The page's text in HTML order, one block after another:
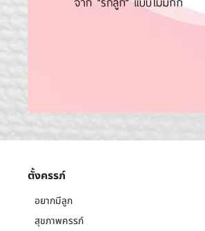
ตั้งครรภ์
อยากมีลูก
สุขภาพครรภ์